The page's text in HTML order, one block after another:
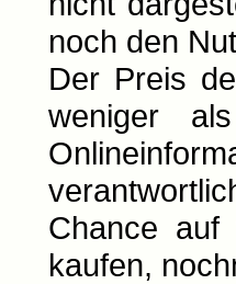
noch den
Der Preis
weniger
Chance auf
kaufen,